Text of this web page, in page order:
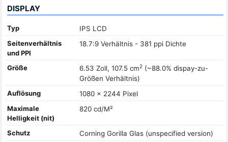
DISPLAY
Typ
IPS LCD
Seitenverhältnis
und PPI
18.7:9 Verhältnis - 381 ppi Dichte
Größe 6.53 Zoll, 107.5 cm2(~88.0% dispay-zu-
Größen Verhältnis)
Auflösung
1080 x 2244 Pixel
Maximale
Helligkeit (nit)
820 cd/M²
Schutz
Corning Gorilla Glas (unspecified version)